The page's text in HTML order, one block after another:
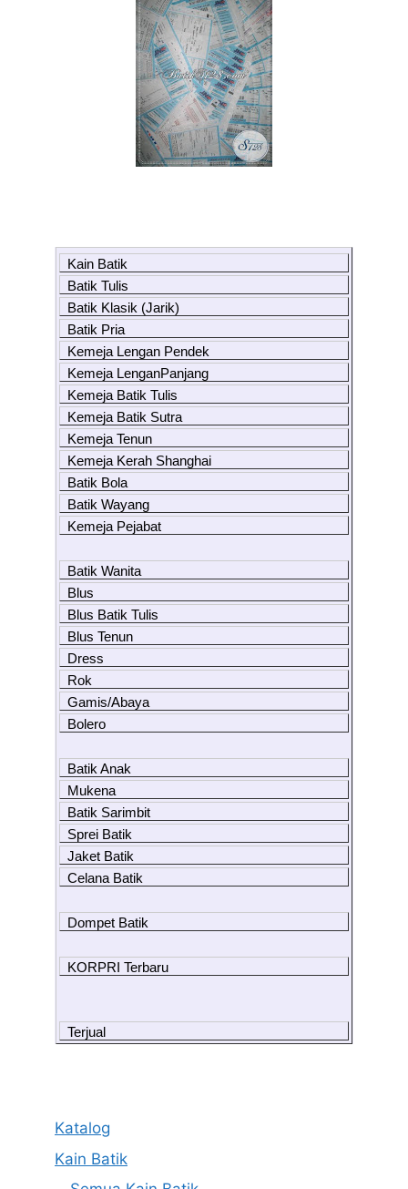
Kain Batik
Batik Tulis
Batik Klasik (Jarik)
Batik Pria
Kemeja Lengan Pendek
Kemeja LenganPanjang
Kemeja Batik Tulis
Kemeja Batik Sutra
Kemeja Tenun
Kemeja Kerah Shanghai
Batik Bola
Batik Wayang
Kemeja Pejabat
Batik Wanita
Blus
Blus Batik Tulis
Blus Tenun
Dress
Rok
Gamis/Abaya
Bolero
Batik Anak
Mukena
Batik Sarimbit
Sprei Batik
Jaket Batik
Celana Batik
Dompet Batik
KORPRI Terbaru
Terjual
Katalog
Kain Batik